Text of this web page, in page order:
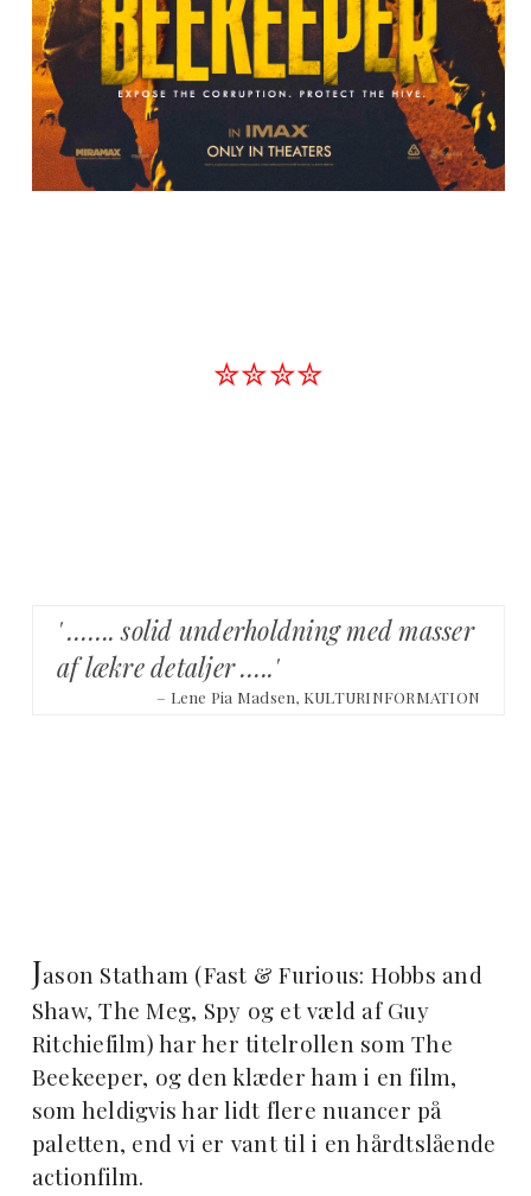
✮✮✮✮
' ……. solid underholdning med masser
af lækre detaljer …..'
– Lene Pia Madsen, KULTURINFORMATION
Jason Statham (Fast & Furious: Hobbs and
Shaw, The Meg, Spy og et væld af Guy
Ritchiefilm) har her titelrollen som The
Beekeeper, og den klæder ham i en film,
som heldigvis har lidt flere nuancer på
paletten, end vi er vant til i en hårdtslående
actionfilm.